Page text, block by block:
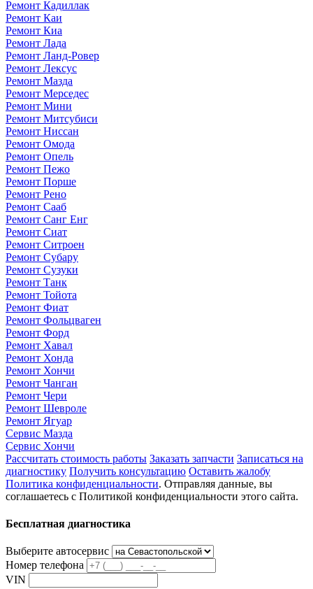
Ремонт Кадиллак
Ремонт Каи
Ремонт Киа
Ремонт Лада
Ремонт Ланд-Ровер
Ремонт Лексус
Ремонт Мазда
Ремонт Мерседес
Ремонт Мини
Ремонт Митсубиси
Ремонт Ниссан
Ремонт Омода
Ремонт Опель
Ремонт Пежо
Ремонт Порше
Ремонт Рено
Ремонт Сааб
Ремонт Санг Енг
Ремонт Сиат
Ремонт Ситроен
Ремонт Субару
Ремонт Сузуки
Ремонт Танк
Ремонт Тойота
Ремонт Фиат
Ремонт Фольцваген
Ремонт Форд
Ремонт Хавал
Ремонт Хонда
Ремонт Хончи
Ремонт Чанган
Ремонт Чери
Ремонт Шевроле
Ремонт Ягуар
Сервис Мазда
Сервис Хончи
Рассчитать стоимость работы Заказать запчасти Записаться на
диагностику Получить консультацию Оставить жалобу
Политика конфиденциальности. Отправляя данные, вы
соглашаетесь с Политикой конфиденциальности этого сайта.
Бесплатная диагностика
Выберите автосервис
Номер телефона
VIN